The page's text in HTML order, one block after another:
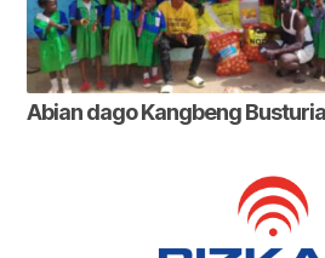
Abian dago Kangbeng